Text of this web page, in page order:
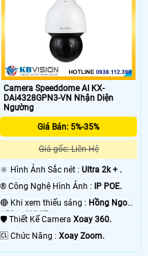
Camera Speeddome AI KX-
DAi4328GPN3-VN Nhận Diện
Ngường
Giá Bán: 5%-35%
Giá gốc: Liên Hệ
🔆 Hình Ảnh Sắc nét :Ultra 2k + .
®️ Công Nghệ Hình Ảnh : IP POE.
🔴 Khi xem thiếu sáng : Hồng Ngoại
150m ONVIF.
🛡 Thiết Kế CameraXoay 360.
️🆑 Chức Năng :Xoay Zoom.